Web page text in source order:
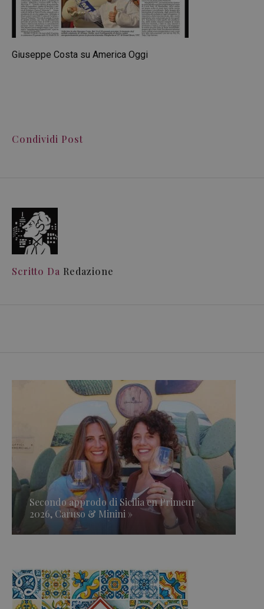
Giuseppe Costa su America Oggi
Condividi Post
Scritto Da Redazione
Secondo approdo di Sicilia en Primeur
2026, Caruso & Minini »